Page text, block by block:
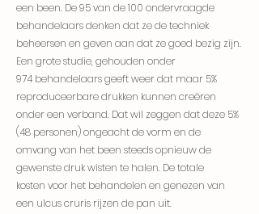
een been. De 95 van de 100 ondervraagde
behandelaars denken dat ze de techniek
beheersen en geven aan dat ze goed bezig zijn.
Een grote studie, gehouden onder
974 behandelaars geeft weer dat maar 5%
reproduceerbare drukken kunnen creëren
onder een verband. Dat wil zeggen dat deze 5%
(48 personen) ongeacht de vorm en de
omvang van het been steeds opnieuw de
gewenste druk wisten te halen. De totale
kosten voor het behandelen en genezen van
een ulcus cruris rijzen de pan uit.